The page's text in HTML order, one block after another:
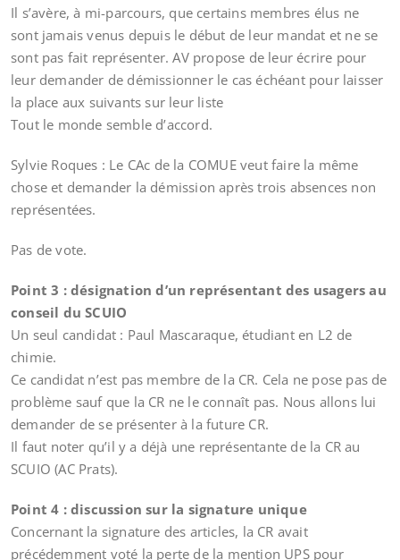
Il s’avère, à mi-parcours, que certains membres élus ne
sont jamais venus depuis le début de leur mandat et ne se
sont pas fait représenter. AV propose de leur écrire pour
leur demander de démissionner le cas échéant pour laisser
la place aux suivants sur leur liste
Tout le monde semble d’accord.
Sylvie Roques : Le CAc de la COMUE veut faire la même
chose et demander la démission après trois absences non
représentées.
Pas de vote.
Point 3 : désignation d’un représentant des usagers au
conseil du SCUIO
Un seul candidat : Paul Mascaraque, étudiant en L2 de
chimie.
Ce candidat n’est pas membre de la CR. Cela ne pose pas de
problème sauf que la CR ne le connaît pas. Nous allons lui
demander de se présenter à la future CR.
Il faut noter qu’il y a déjà une représentante de la CR au
SCUIO (AC Prats).
Point 4 : discussion sur la signature unique
Concernant la signature des articles, la CR avait
précédemment voté la perte de la mention UPS pour